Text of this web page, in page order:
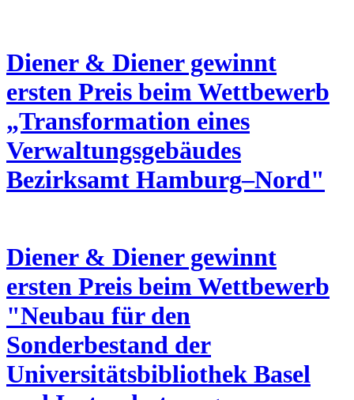
Diener & Diener gewinnt
ersten Preis beim Wettbewerb
„Transformation eines
Verwaltungsgebäudes
Bezirksamt Hamburg–Nord"
Diener & Diener gewinnt
ersten Preis beim Wettbewerb
"Neubau für den
Sonderbestand der
Universitätsbibliothek Basel